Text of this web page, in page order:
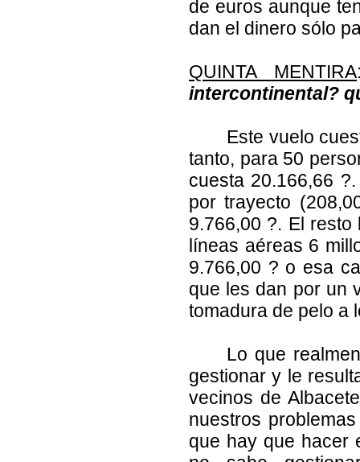
de euros aunque
dan el dinero sólo
QUINTA MENTIRA
intercontinental?
Este vuelo
tanto, para 50
cuesta 20.166,66
por trayecto
9.766,00 ?. El
líneas aéreas 6
9.766,00 ? o esa
que les dan por un
tomadura de pelo a
Lo que
gestionar y le
vecinos de
nuestros
que hay que hacer